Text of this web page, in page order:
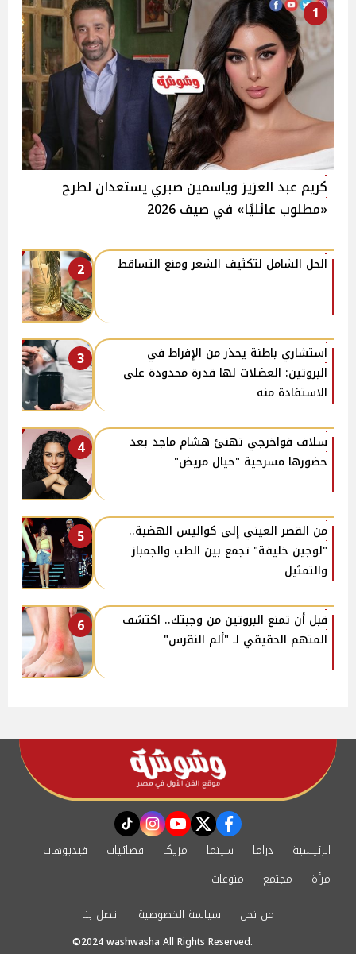
1
كريم عبد العزيز وياسمين صبري يستعدان لطرح
«مطلوب عائليًا» في صيف 2026
2 الحل الشامل لتكثيف الشعر ومنع التساقط
3
استشاري باطنة يحذر من الإفراط في
البروتين: العضلات لها قدرة محدودة على
الاستفادة منه
4
سلاف فواخرجي تهنئ هشام ماجد بعد
حضورها مسرحية "خيال مريض"
5
من القصر العيني إلى كواليس الهضبة..
"لوجين خليفة" تجمع بين الطب والجمباز
والتمثيل
6
قبل أن تمنع البروتين من وجبتك.. اكتشف
المتهم الحقيقي لـ "ألم النقرس"
facebook
twitter
youtube
instagram
tiktok
الرئيسية دراما سينما مزيكا فضائيات
فيديوهات
مرأة
مجتمع
منوعات
من نحن
سياسة الخصوصية اتصل بنا
©2024 washwasha All Rights Reserved.